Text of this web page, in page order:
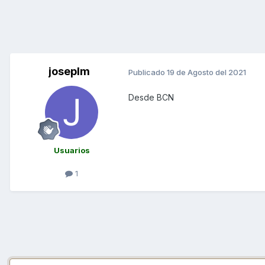
joseplm
Usuarios
1
Publicado 19 de Agosto del 2021
Desde BCN